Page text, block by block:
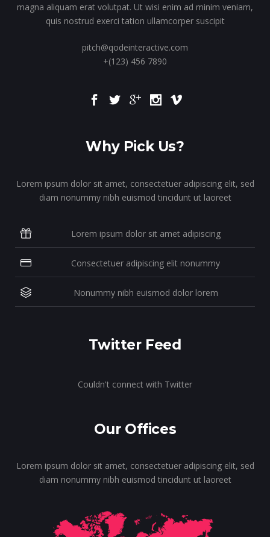
magna aliquam erat volutpat. Ut wisi enim ad minim veniam,
quis nostrud exerci tation ullamcorper suscipit
pitch@qodeinteractive.com
+(123) 456 7890
Why Pick Us?
Lorem ipsum dolor sit amet, consectetuer adipiscing elit, sed
diam nonummy nibh euismod tincidunt ut laoreet
Lorem ipsum dolor sit amet adipiscing
Consectetuer adipiscing elit nonummy
Nonummy nibh euismod dolor lorem
Twitter Feed
Couldn't connect with Twitter
Our Offices
Lorem ipsum dolor sit amet, consectetuer adipiscing elit, sed
diam nonummy nibh euismod tincidunt ut laoreet